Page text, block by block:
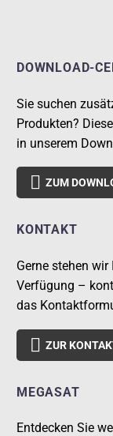
DOWNLOAD-
Sie suchen
Produkten?
in unserem
 ZUM
KONTAKT
Gerne stehen
Verfügung –
das
 ZUR
MEGASAT
Entdecken Sie